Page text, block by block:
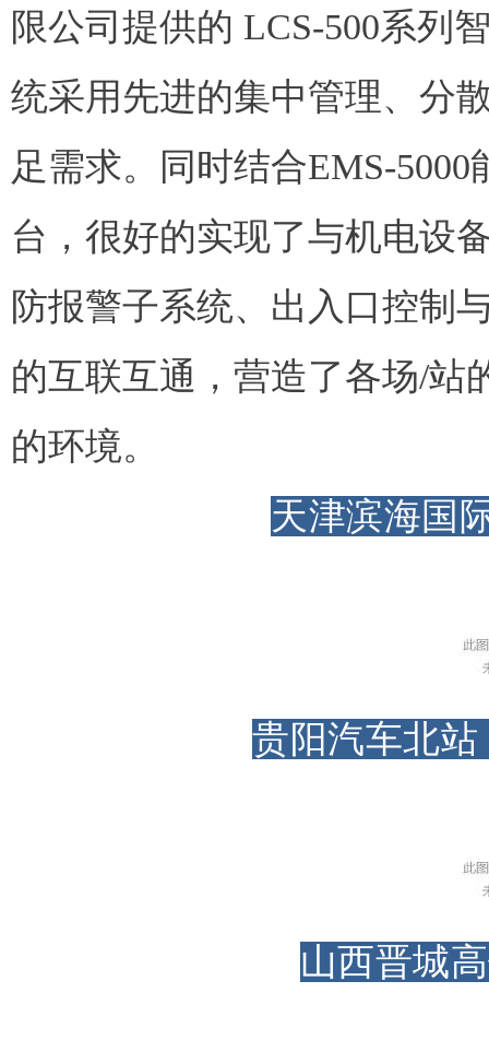
限公司提供的 LCS-500系列
统采用先进的集中管理、分
足需求。同时结合EMS-
台，很好的实现了与机电设
防报警子系统、出入口控制
的互联互通，营造了各场/站
的环境。
天津滨海国
贵阳汽车北
山西晋城